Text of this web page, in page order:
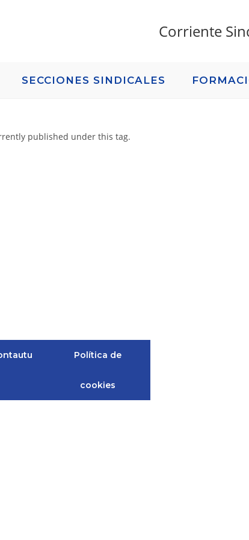
Corriente
SECCIONES SINDICALES
published under this tag.
Política de
cookies